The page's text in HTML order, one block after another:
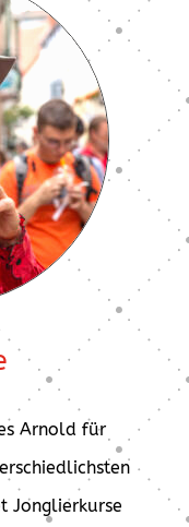
Arnold für
Jonglierkurse